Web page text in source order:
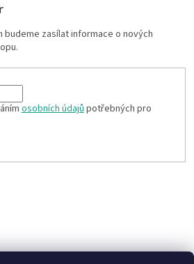
budeme zasílat informace o nových
osobních údajůpotřebných pro